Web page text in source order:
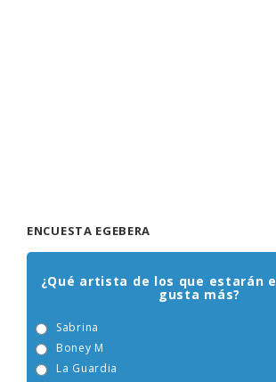
¿Qué artista de los que estarán
gusta más?
Boney M